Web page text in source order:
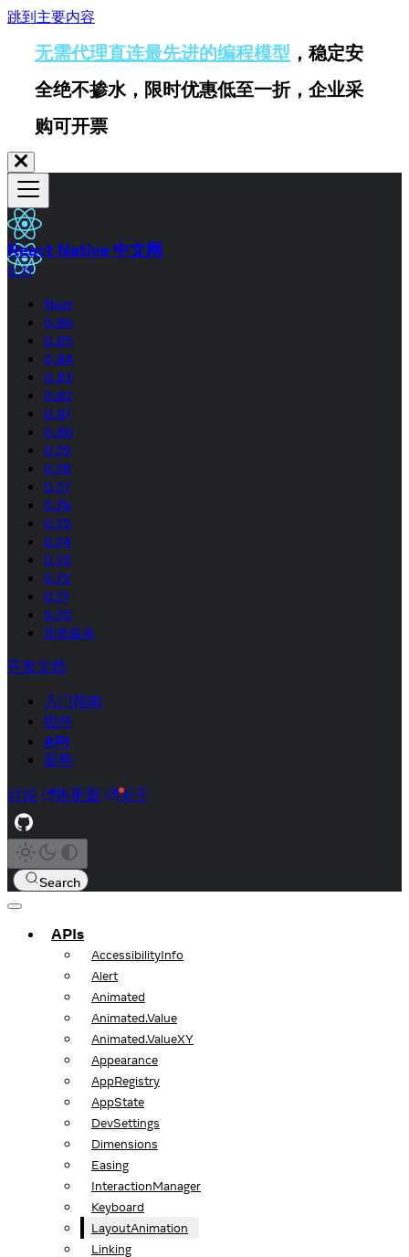
跳到主要内容
无需代理直连最先进的编程模型 ，稳定安
全绝不掺水，限时优惠低至一折，企业采
购可开票
React Native 中文网
0.71
Next
0.86
0.85
0.84
0.83
0.82
0.81
0.80
0.79
0.78
0.77
0.76
0.75
0.74
0.73
0.72
0.71
0.70
所有版本
开发文档
入门指南
组件
API
架构
讨论 热更新 关于
Search
APIs
AccessibilityInfo
Alert
Animated
Animated.Value
Animated.ValueXY
Appearance
AppRegistry
AppState
DevSettings
Dimensions
Easing
InteractionManager
Keyboard
LayoutAnimation
Linking